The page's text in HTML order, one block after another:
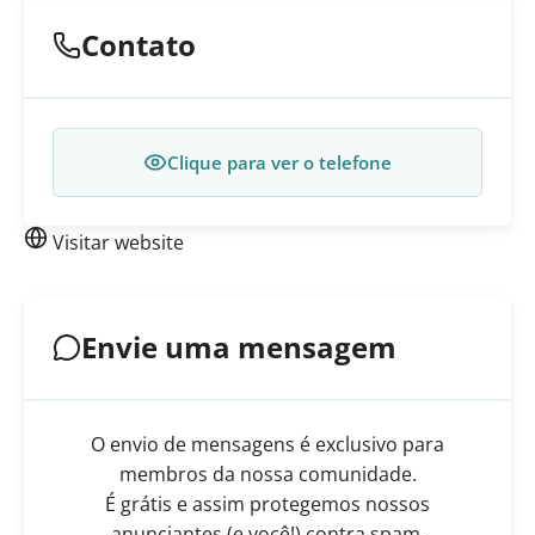
Contato
Clique para ver o telefone
Visitar website
Envie uma mensagem
O envio de mensagens é exclusivo para
membros da nossa comunidade.
É grátis e assim protegemos nossos